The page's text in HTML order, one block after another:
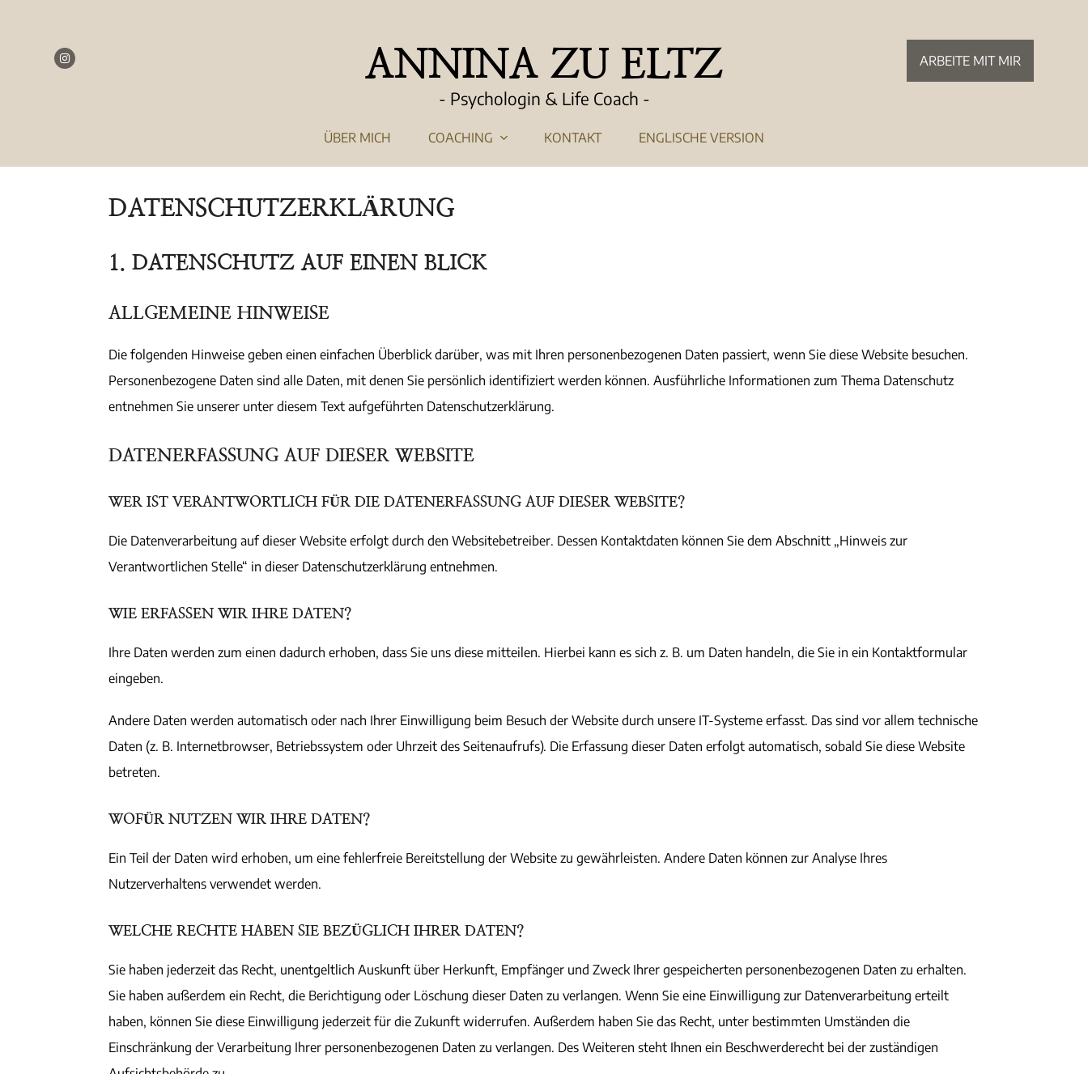
ARBEITE MIT MIR
Instagram ANNINA ZU ELTZ
- Psychologin & Life Coach -
ÜBER MICH COACHING KONTAKT ENGLISCHE VERSION
DATENSCHUTZ­ERKLÄRUNG
1. DATENSCHUTZ AUF EINEN BLICK
ALLGEMEINE HINWEISE
Die folgenden Hinweise geben einen einfachen Überblick darüber, was mit Ihren personenbezogenen Daten passiert, wenn Sie diese Website besuchen.
Personenbezogene Daten sind alle Daten, mit denen Sie persönlich identifiziert werden können. Ausführliche Informationen zum Thema Datenschutz
entnehmen Sie unserer unter diesem Text aufgeführten Datenschutzerklärung.
DATENERFASSUNG AUF DIESER WEBSITE
WER IST VERANTWORTLICH FÜR DIE DATENERFASSUNG AUF DIESER WEBSITE?
Die Datenverarbeitung auf dieser Website erfolgt durch den Websitebetreiber. Dessen Kontaktdaten können Sie dem Abschnitt „Hinweis zur
Verantwortlichen Stelle“ in dieser Datenschutzerklärung entnehmen.
WIE ERFASSEN WIR IHRE DATEN?
Ihre Daten werden zum einen dadurch erhoben, dass Sie uns diese mitteilen. Hierbei kann es sich z. B. um Daten handeln, die Sie in ein Kontaktformular
eingeben.
Andere Daten werden automatisch oder nach Ihrer Einwilligung beim Besuch der Website durch unsere IT-Systeme erfasst. Das sind vor allem technische
Daten (z. B. Internetbrowser, Betriebssystem oder Uhrzeit des Seitenaufrufs). Die Erfassung dieser Daten erfolgt automatisch, sobald Sie diese Website
betreten.
WOFÜR NUTZEN WIR IHRE DATEN?
Ein Teil der Daten wird erhoben, um eine fehlerfreie Bereitstellung der Website zu gewährleisten. Andere Daten können zur Analyse Ihres
Nutzerverhaltens verwendet werden.
WELCHE RECHTE HABEN SIE BEZÜGLICH IHRER DATEN?
Sie haben jederzeit das Recht, unentgeltlich Auskunft über Herkunft, Empfänger und Zweck Ihrer gespeicherten personenbezogenen Daten zu erhalten.
Sie haben außerdem ein Recht, die Berichtigung oder Löschung dieser Daten zu verlangen. Wenn Sie eine Einwilligung zur Datenverarbeitung erteilt
haben, können Sie diese Einwilligung jederzeit für die Zukunft widerrufen. Außerdem haben Sie das Recht, unter bestimmten Umständen die
Einschränkung der Verarbeitung Ihrer personenbezogenen Daten zu verlangen. Des Weiteren steht Ihnen ein Beschwerderecht bei der zuständigen